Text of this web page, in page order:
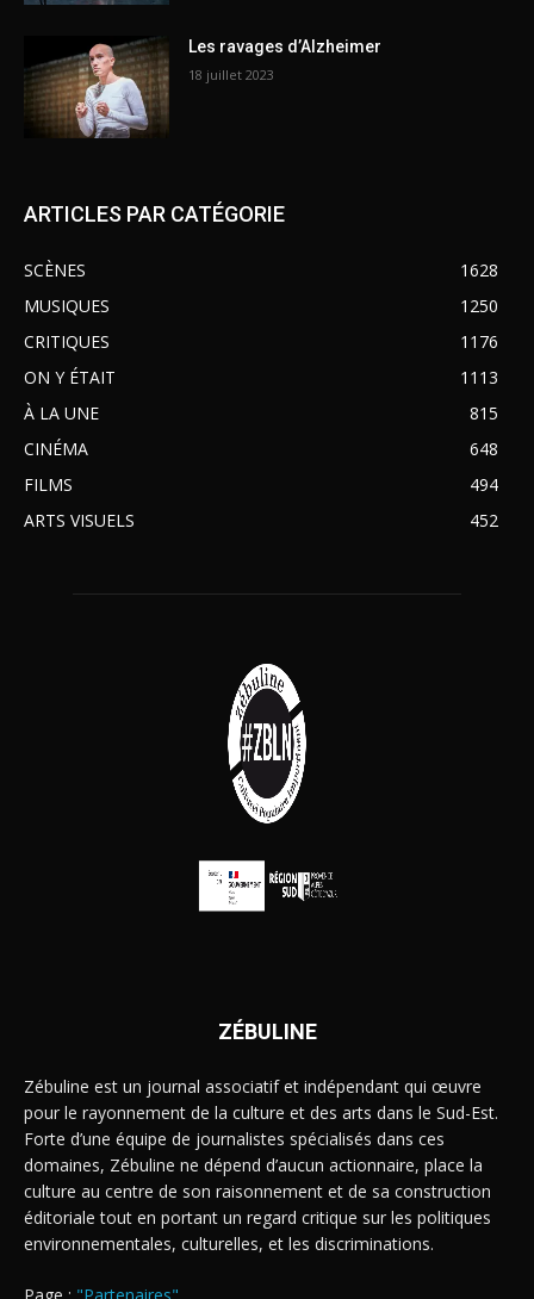
Les ravages d’Alzheimer
18 juillet 2023
ARTICLES PAR CATÉGORIE
SCÈNES
1628
MUSIQUES
1250
CRITIQUES
1176
ON Y ÉTAIT
1113
À LA UNE
815
CINÉMA
648
FILMS
494
ARTS VISUELS
452
ZÉBULINE
Zébuline est un journal associatif et indépendant qui œuvre
pour le rayonnement de la culture et des arts dans le Sud-Est.
Forte d’une équipe de journalistes spécialisés dans ces
domaines, Zébuline ne dépend d’aucun actionnaire, place la
culture au centre de son raisonnement et de sa construction
éditoriale tout en portant un regard critique sur les politiques
environnementales, culturelles, et les discriminations.